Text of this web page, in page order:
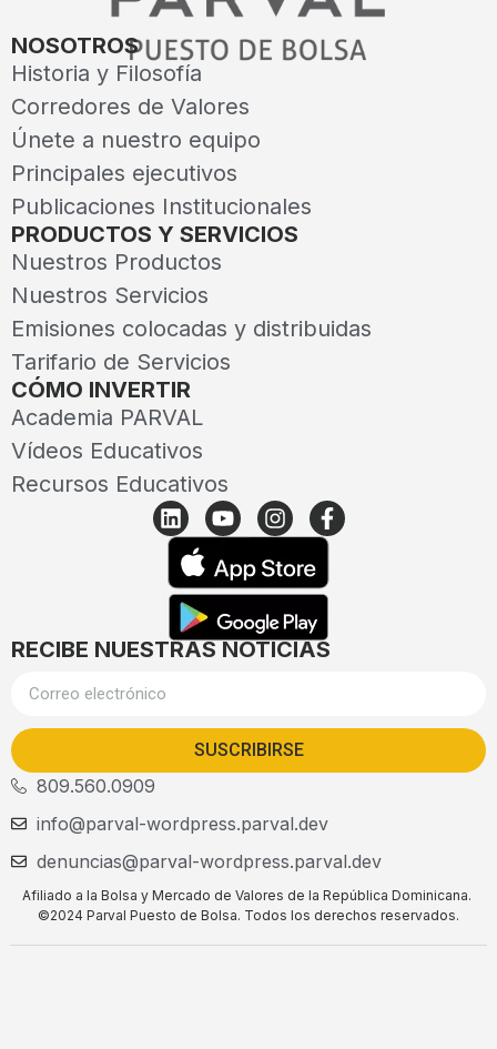
NOSOTROS
Historia y Filosofía
Corredores de Valores
Únete a nuestro equipo
Principales ejecutivos
Publicaciones Institucionales
PRODUCTOS Y SERVICIOS
Nuestros Productos
Nuestros Servicios
Emisiones colocadas y distribuidas
Tarifario de Servicios
CÓMO INVERTIR
Academia PARVAL
Vídeos Educativos
Recursos Educativos
RECIBE NUESTRAS NOTICIAS
SUSCRIBIRSE
809.560.0909
info@parval-wordpress.parval.dev
denuncias@parval-wordpress.parval.dev
Afiliado a la Bolsa y Mercado de Valores de la República Dominicana.
©2024 Parval Puesto de Bolsa. Todos los derechos reservados.